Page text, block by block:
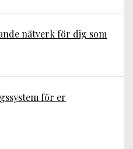
nätverk för dig som
för er